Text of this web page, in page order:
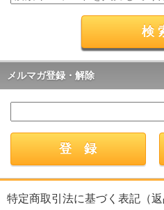
メルマガ登録・解除
特定商取引法に基づく表記（返